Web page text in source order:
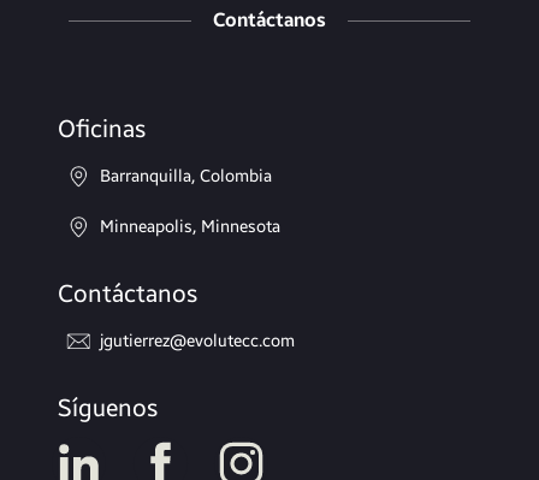
Contáctanos
Oficinas
Barranquilla, Colombia
Minneapolis, Minnesota
Contáctanos
jgutierrez@evolutecc.com
Síguenos